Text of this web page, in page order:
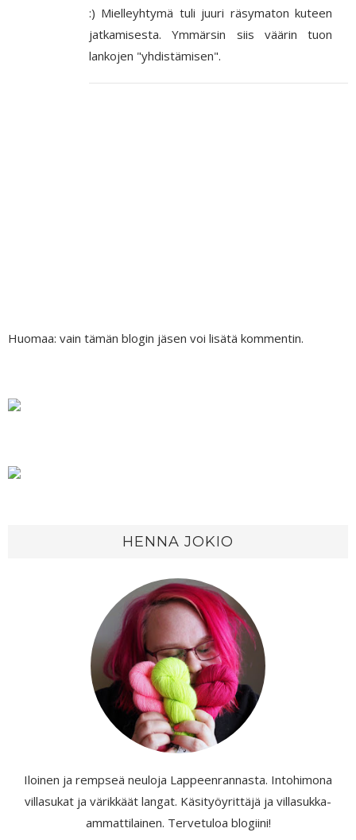
:) Mielleyhtymä tuli juuri räsymaton kuteen
jatkamisesta. Ymmärsin siis väärin tuon
lankojen "yhdistämisen".
Huomaa: vain tämän blogin jäsen voi lisätä kommentin.
HENNA JOKIO
Iloinen ja rempseä neuloja Lappeenrannasta. Intohimona
villasukat ja värikkäät langat. Käsityöyrittäjä ja villasukka-
ammattilainen. Tervetuloa blogiini!